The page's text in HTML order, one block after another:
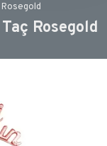
Rosegold